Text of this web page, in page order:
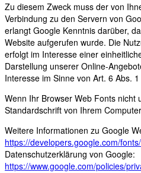
Zu diesem Zweck muss der von
Verbindung zu den Servern von
erlangt Google Kenntnis darüber,
Website aufgerufen wurde. Die
erfolgt im Interesse einer
Darstellung unserer Online-
Interesse im Sinne von Art. 6 Abs. 1
Wenn Ihr Browser Web Fonts nicht
Standardschrift von Ihrem
Weitere Informationen zu Google
https://developers.google.com/
Datenschutzerklärung von Google:
https://www.google.com/policies/